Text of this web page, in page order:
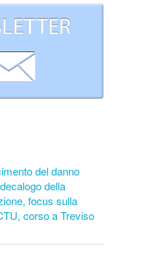
del danno
della
focus sulla
corso a Treviso